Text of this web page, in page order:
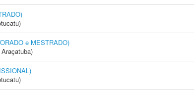
e MESTRADO)